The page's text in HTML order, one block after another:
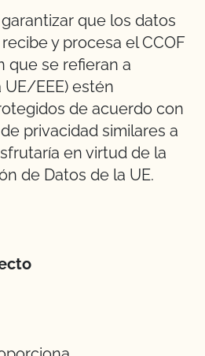
que los datos
y procesa el CCOF
que se refieran a
EEE) estén
de acuerdo con
privacidad similares a
en virtud de la
de Datos de la UE.